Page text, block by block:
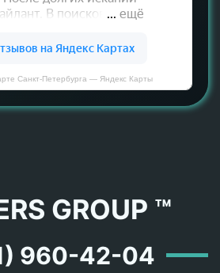
Санкт‑Петербурга — Яндекс Карты
GROUP ™
960-42-04